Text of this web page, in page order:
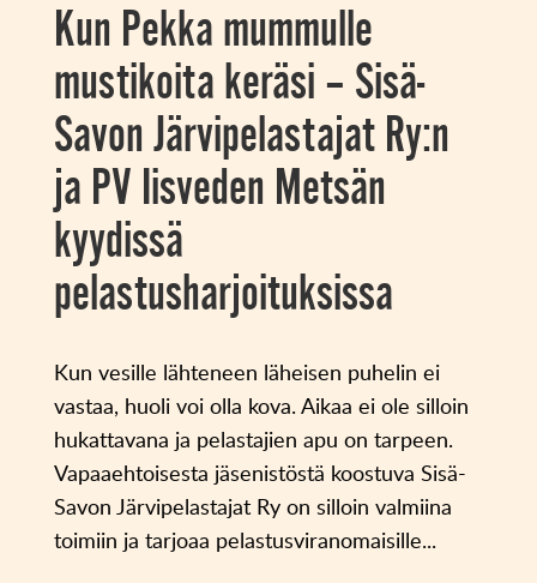
Kun Pekka mummulle
mustikoita keräsi – Sisä-
Savon Järvipelastajat Ry:n
ja PV Iisveden Metsän
kyydissä
pelastusharjoituksissa
Kun vesille lähteneen läheisen puhelin ei
vastaa, huoli voi olla kova. Aikaa ei ole silloin
hukattavana ja pelastajien apu on tarpeen.
Vapaaehtoisesta jäsenistöstä koostuva Sisä-
Savon Järvipelastajat Ry on silloin valmiina
toimiin ja tarjoaa pelastusviranomaisille...